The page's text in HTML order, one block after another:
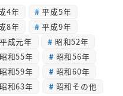
4年
平成5年
8年
平成9年
平成元年
昭和52年
昭和55年
昭和56年
昭和59年
昭和60年
昭和63年 昭和その他